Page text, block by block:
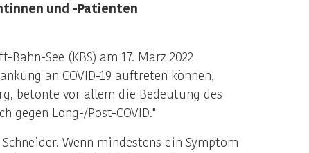
und -Patienten
See (KBS) am 17. März 2022
an COVID-19 auftreten können,
betonte vor allem die Bedeutung des
gegen Long-/Post-COVID."
Wenn mindestens ein Symptom